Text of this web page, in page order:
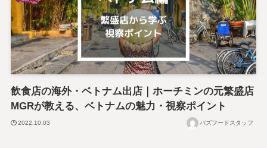
飲食店の海外・ベトナム出店｜ホーチミンの元繁盛店
MGRが教える、ベトナムの魅力・視察ポイント
2022.10.03 バズフードスタッフ